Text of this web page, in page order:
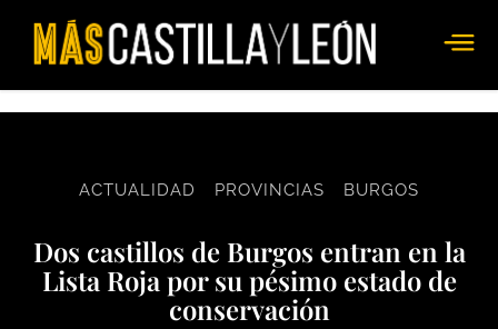
ACTUALIDAD PROVINCIAS BURGOS
Dos castillos de Burgos entran en la
Lista Roja por su pésimo estado de
conservación